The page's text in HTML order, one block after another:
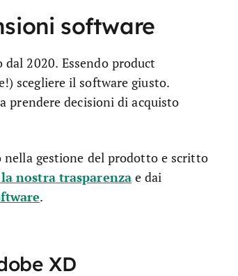
software
2020. Essendo product
scegliere il software giusto.
prendere decisioni di acquisto
gestione del prodotto e scritto
nostra trasparenzae dai
.
XD